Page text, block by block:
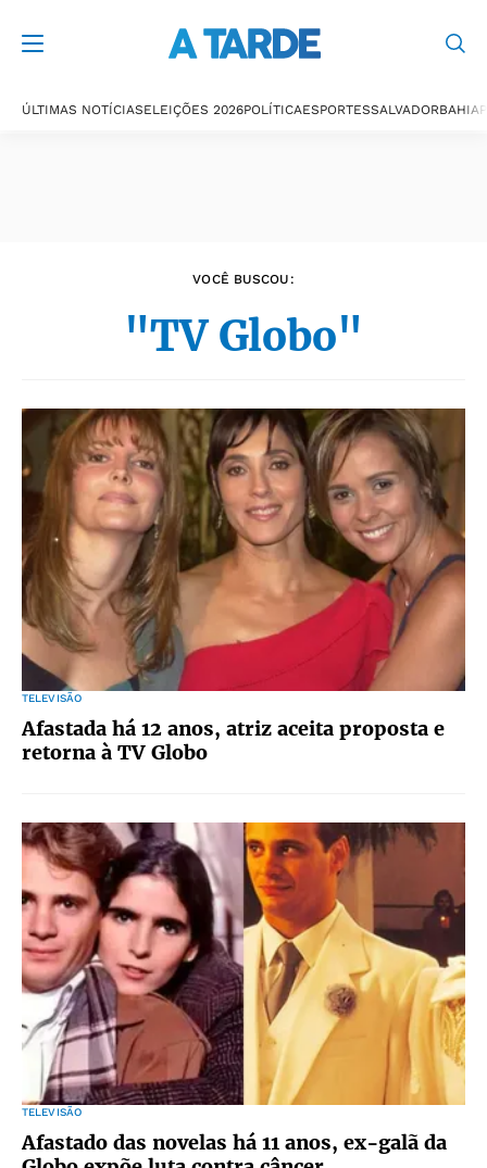
ÚLTIMAS NOTÍCIASELEIÇÕES 2026POLÍTICAESPORTESSALVADORBAHIA
VOCÊ BUSCOU:
"TV Globo"
TELEVISÃO
Afastada há 12 anos, atriz aceita proposta e
retorna à TV Globo
TELEVISÃO
Afastado das novelas há 11 anos, ex-galã da